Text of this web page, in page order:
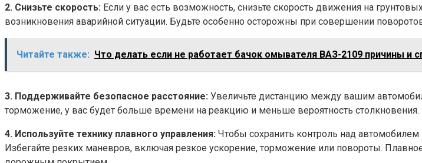
2. Снизьте скорость: Если у вас есть возможность, снизьте скорость движения на
возникновения аварийной ситуации. Будьте особенно осторожны при совершении
Читайте также: Что делать если не работает бачок омывателя ВАЗ-2109 причины и
3. Поддерживайте безопасное расстояние: Увеличьте дистанцию между вашим
торможение, у вас будет больше времени на реакцию и меньше вероятность столкновения.
4. Используйте технику плавного управления: Чтобы сохранить контроль над автомобилем
Избегайте резких маневров, включая резкое ускорение, торможение или повороты.